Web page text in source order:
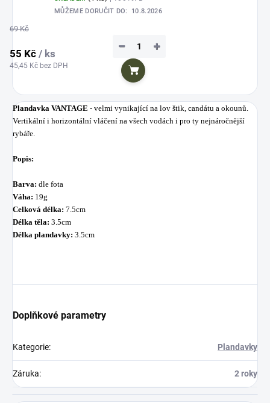
MŮŽEME DORUČIT DO: 10.8.2026
69 Kč
55 Kč / ks
45,45 Kč bez DPH
+
−
Do košíku
Plandavka VANTAGE - velmi vynikající na lov štik, candátu a okounů.
Vertikální i horizontální vláčení na všech vodách i pro ty nejnáročnější
rybáře.
Popis:
Barva: dle fota
Váha: 19g
Celková délka: 7.5cm
Délka těla: 3.5cm
Délka plandavky: 3.5cm
Doplňkové parametry
Kategorie: Plandavky
Záruka: 2 roky